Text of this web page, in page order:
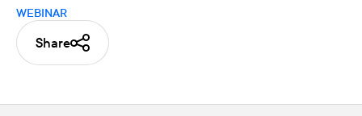
WEBINAR
Share